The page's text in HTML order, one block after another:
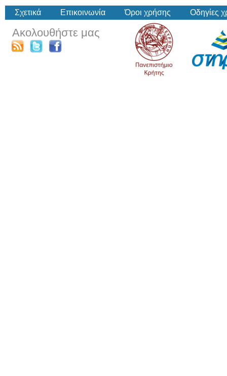
Σχετικά Επικοινωνία Όροι χρήσης Οδηγίες
Ακολουθήστε μας